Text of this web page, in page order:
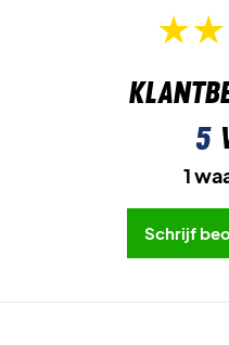
5
1
Schrijf